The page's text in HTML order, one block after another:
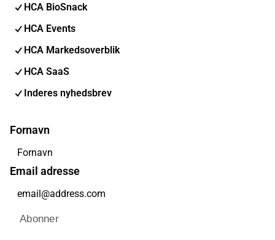
HCA BioSnack
HCA Events
HCA Markedsoverblik
HCA SaaS
Inderes nyhedsbrev
Fornavn
Email adresse
Abonner